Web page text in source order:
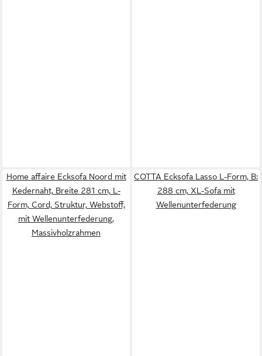
Home affaire Ecksofa Noord mit
Kedernaht, Breite 281 cm, L-
Form, Cord, Struktur, Webstoff,
mit Wellenunterfederung,
Massivholzrahmen
COTTA Ecksofa Lasso L-Form, B:
288 cm, XL-Sofa mit
Wellenunterfederung